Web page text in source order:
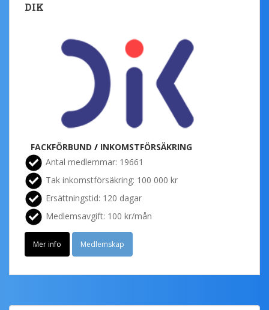
DIK
FACKFÖRBUND / INKOMSTFÖRSÄKRING
Antal medlemmar: 19661
Tak inkomstförsäkring: 100 000 kr
Ersättningstid: 120 dagar
Medlemsavgift: 100 kr/mån
Mer info Medlemskap